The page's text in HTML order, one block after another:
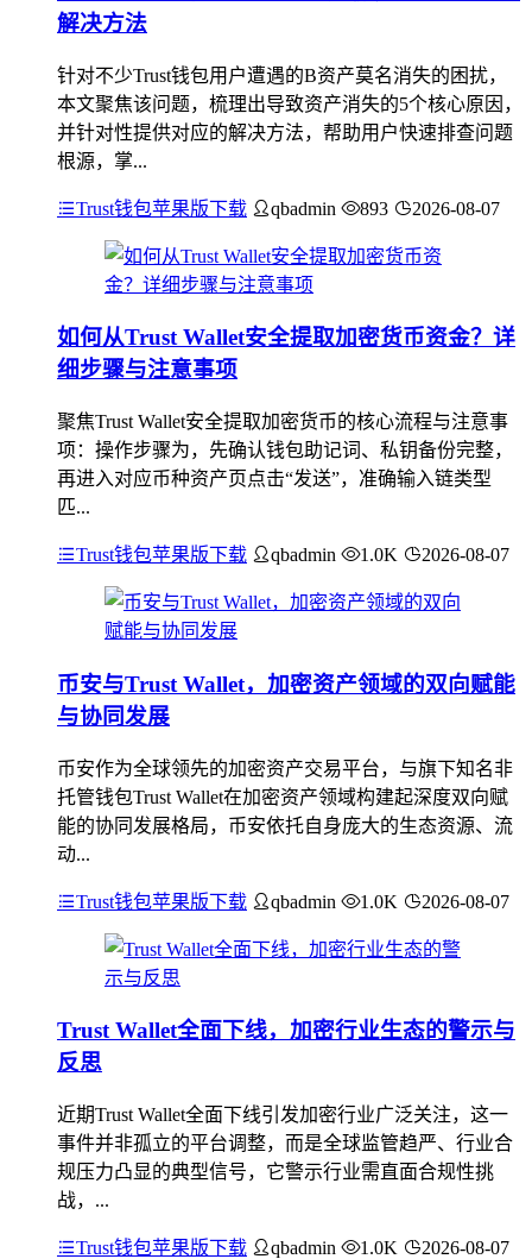
解决方法
针对不少Trust钱包用户遭遇的B资产莫名消失的困扰，
本文聚焦该问题，梳理出导致资产消失的5个核心原因，
并针对性提供对应的解决方法，帮助用户快速排查问题
根源，掌...
Trust钱包苹果版下载 qbadmin 893 2026-08-07
如何从Trust Wallet安全提取加密货币资金？详
细步骤与注意事项
聚焦Trust Wallet安全提取加密货币的核心流程与注意事
项：操作步骤为，先确认钱包助记词、私钥备份完整，
再进入对应币种资产页点击“发送”，准确输入链类型
匹...
Trust钱包苹果版下载 qbadmin 1.0K 2026-08-07
币安与Trust Wallet，加密资产领域的双向赋能
与协同发展
币安作为全球领先的加密资产交易平台，与旗下知名非
托管钱包Trust Wallet在加密资产领域构建起深度双向赋
能的协同发展格局，币安依托自身庞大的生态资源、流
动...
Trust钱包苹果版下载 qbadmin 1.0K 2026-08-07
Trust Wallet全面下线，加密行业生态的警示与
反思
近期Trust Wallet全面下线引发加密行业广泛关注，这一
事件并非孤立的平台调整，而是全球监管趋严、行业合
规压力凸显的典型信号，它警示行业需直面合规性挑
战，...
Trust钱包苹果版下载 qbadmin 1.0K 2026-08-07